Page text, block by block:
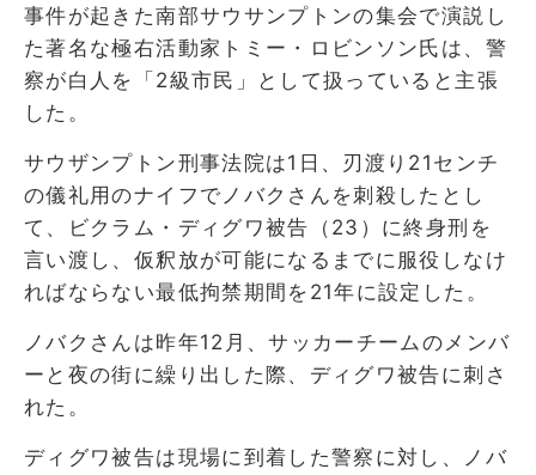
事件が起きた南部サウサンプトンの集会で演説し
た著名な極右活動家トミー・ロビンソン氏は、警
察が白人を「2級市民」として扱っていると主張
した。
サウザンプトン刑事法院は1日、刃渡り21センチ
の儀礼用のナイフでノバクさんを刺殺したとし
て、ビクラム・ディグワ被告（23）に終身刑を
言い渡し、仮釈放が可能になるまでに服役しなけ
ればならない最低拘禁期間を21年に設定した。
ノバクさんは昨年12月、サッカーチームのメンバ
ーと夜の街に繰り出した際、ディグワ被告に刺さ
れた。
ディグワ被告は現場に到着した警察に対し、ノバ